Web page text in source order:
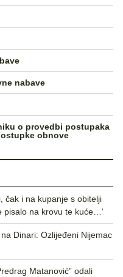
nabave
o provedbi postupaka
obnove
čak i na kupanje s obitelji
pisalo na krovu te kuće…‘
Dinari: Ozlijeđeni Nijemac
Matanović” odali